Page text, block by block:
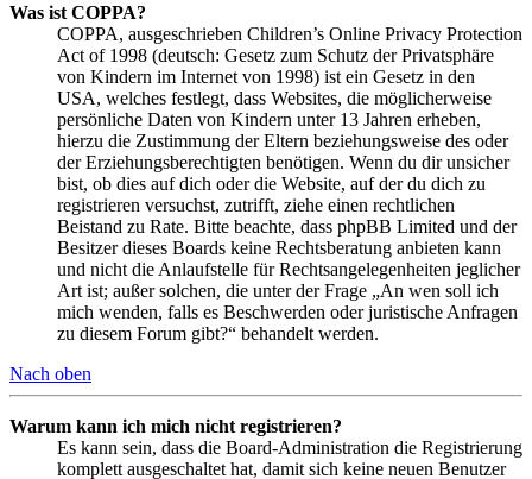
Was ist COPPA?
COPPA, ausgeschrieben Children’s Online Privacy Protection
Act of 1998 (deutsch: Gesetz zum Schutz der Privatsphäre
von Kindern im Internet von 1998) ist ein Gesetz in den
USA, welches festlegt, dass Websites, die möglicherweise
persönliche Daten von Kindern unter 13 Jahren erheben,
hierzu die Zustimmung der Eltern beziehungsweise des oder
der Erziehungsberechtigten benötigen. Wenn du dir unsicher
bist, ob dies auf dich oder die Website, auf der du dich zu
registrieren versuchst, zutrifft, ziehe einen rechtlichen
Beistand zu Rate. Bitte beachte, dass phpBB Limited und der
Besitzer dieses Boards keine Rechtsberatung anbieten kann
und nicht die Anlaufstelle für Rechtsangelegenheiten jeglicher
Art ist; außer solchen, die unter der Frage „An wen soll ich
mich wenden, falls es Beschwerden oder juristische Anfragen
zu diesem Forum gibt?“ behandelt werden.
Nach oben
Warum kann ich mich nicht registrieren?
Es kann sein, dass die Board-Administration die Registrierung
komplett ausgeschaltet hat, damit sich keine neuen Benutzer